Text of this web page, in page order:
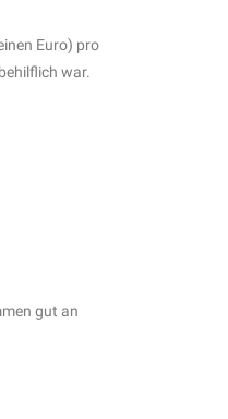
Euro) pro
war.
gut an